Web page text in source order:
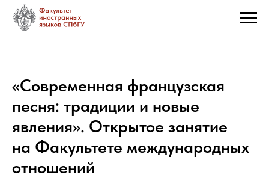
«Современная французская
песня: традиции и новые
явления». Открытое занятие
на Факультете международных
отношений